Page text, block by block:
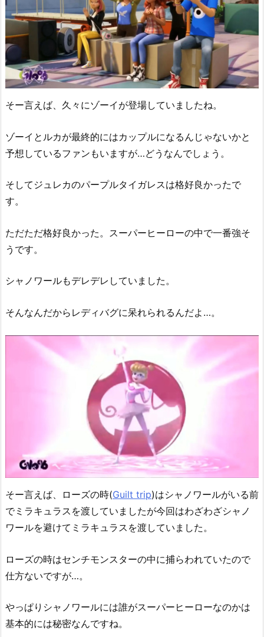
そー言えば、久々にゾーイが登場していましたね。
ゾーイとルカが最終的にはカップルになるんじゃないかと
予想しているファンもいますが…どうなんでしょう。
そしてジュレカのパープルタイガレスは格好良かったで
す。
ただただ格好良かった。スーパーヒーローの中で一番強そ
うです。
シャノワールもデレデレしていました。
そんなんだからレディバグに呆れられるんだよ…。
そー言えば、ローズの時(Guilt trip)はシャノワールがいる前
でミラキュラスを渡していましたが今回はわざわざシャノ
ワールを避けてミラキュラスを渡していました。
ローズの時はセンチモンスターの中に捕らわれていたので
仕方ないですが…。
やっぱりシャノワールには誰がスーパーヒーローなのかは
基本的には秘密なんですね。